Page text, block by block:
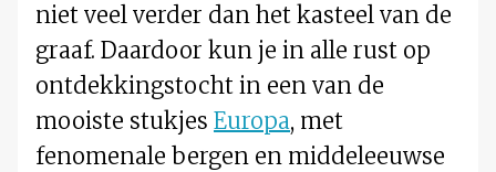
niet veel verder dan het kasteel van de
graaf. Daardoor kun je in alle rust op
ontdekkingstocht in een van de
mooiste stukjes Europa, met
fenomenale bergen en middeleeuwse